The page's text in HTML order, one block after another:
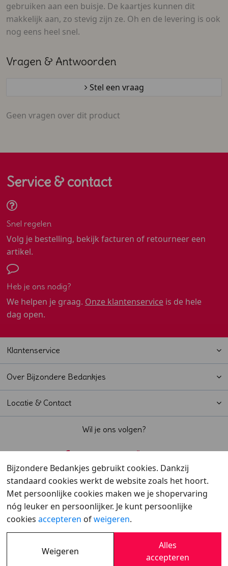
gebruiken aan een buisje. De kaartjes kunnen dit
makkelijk aan, zo stevig zijn ze. Oh en de levering is ook
nog eens heel snel.
Vragen & Antwoorden
Stel een vraag
Geen vragen over dit product
Service & contact
Snel regelen
Volg je bestelling, bekijk facturen of retourneer een
artikel.
Heb je ons nodig?
We helpen je graag. Onze klantenserviceis de hele
dag open.
Klantenservice
Over Bijzondere Bedankjes
Locatie & Contact
Wil je ons volgen?
Overzicht• Cookies•Privacy
Bijzondere Bedankjes gebruikt cookies. Dankzij
standaard cookies werkt de website zoals het hoort.
Met persoonlijke cookies maken we je shopervaring
nóg leuker en persoonlijker. Je kunt persoonlijke
cookies accepteren ofweigeren.
Weigeren
Alles
accepteren